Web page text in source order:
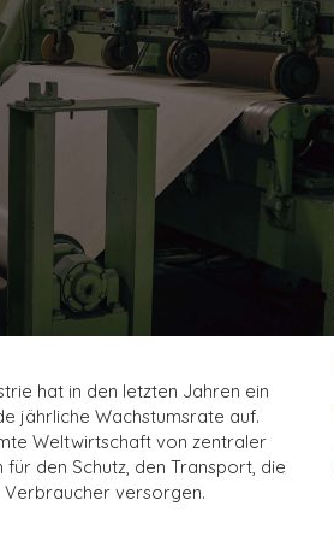
hat in den letzten Jahren ein
jährliche Wachstumsrate auf.
Weltwirtschaft von zentraler
den Schutz, den Transport, die
versorgen.